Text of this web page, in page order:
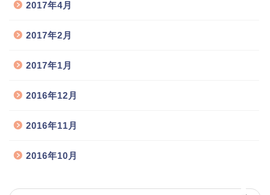
2017年4月
2017年2月
2017年1月
2016年12月
2016年11月
2016年10月